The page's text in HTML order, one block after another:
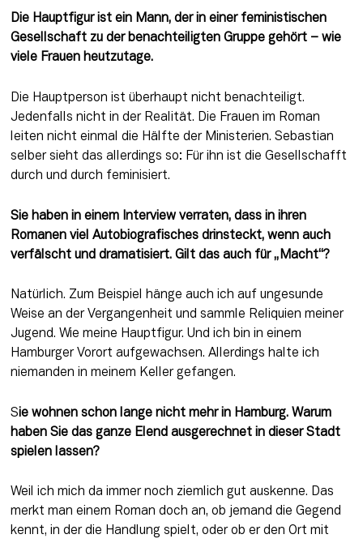
Die Hauptfigur ist ein Mann, der in einer feministischen
Gesellschaft zu der benachteiligten Gruppe gehört – wie
viele Frauen heutzutage.
Die Hauptperson ist überhaupt nicht benachteiligt.
Jedenfalls nicht in der Realität. Die Frauen im Roman
leiten nicht einmal die Hälfte der Ministerien. Sebastian
selber sieht das allerdings so: Für ihn ist die Gesellschafft
durch und durch feminisiert.
Sie haben in einem Interview verraten, dass in ihren
Romanen viel Autobiografisches drinsteckt, wenn auch
verfälscht und dramatisiert. Gilt das auch für „Macht“?
Natürlich. Zum Beispiel hänge auch ich auf ungesunde
Weise an der Vergangenheit und sammle Reliquien meiner
Jugend. Wie meine Hauptfigur. Und ich bin in einem
Hamburger Vorort aufgewachsen. Allerdings halte ich
niemanden in meinem Keller gefangen.
Sie wohnen schon lange nicht mehr in Hamburg. Warum
haben Sie das ganze Elend ausgerechnet in dieser Stadt
spielen lassen?
Weil ich mich da immer noch ziemlich gut auskenne. Das
merkt man einem Roman doch an, ob jemand die Gegend
kennt, in der die Handlung spielt, oder ob er den Ort mit